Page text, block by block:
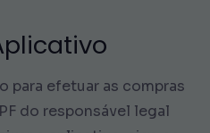
para efetuar as compras
do responsável legal